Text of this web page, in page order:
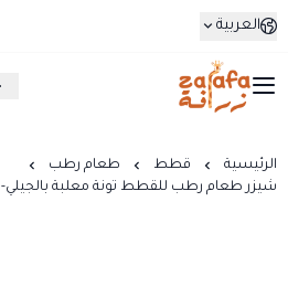
العربية
زرافة
الرئيسية قطط
طعام رطب
شيزر طعام رطب للقطط تونة معلبة بالجيلي- 14 حبة*85 جرام